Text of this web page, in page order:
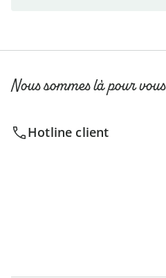
Nous sommes là pour vous
Hotline client